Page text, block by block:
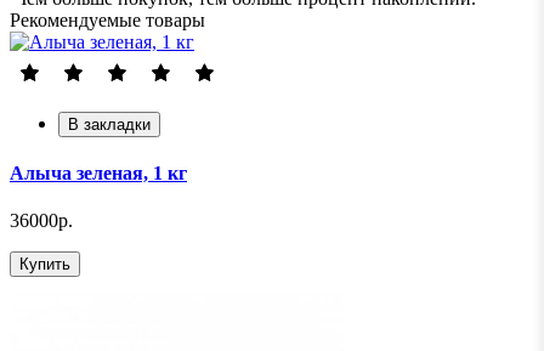
Рекомендуемые товары
В закладки
Алыча зеленая, 1 кг
36000р.
Купить